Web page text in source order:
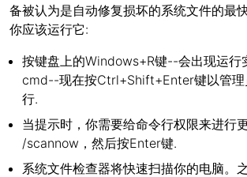
备被认为是自动修复损坏的系统文件的最
你应该运行它:
按键盘上的Windows+R键--会出现运行
cmd--现在按Ctrl+Shift+Enter键以管理
行.
当提示时，你需要给命令行权限来进行
/scannow，然后按Enter键.
系统文件检查器将快速扫描你的电脑。